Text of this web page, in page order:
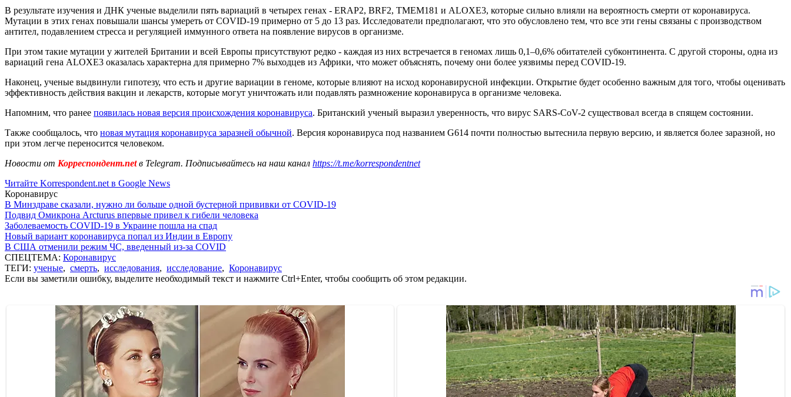
В результате изучения и ДНК ученые выделили пять вариаций в четырех генах - ERAP2, BRF2, TMEM181 и ALOXE3, которые сильно влияли на вероятность смерти от коронавируса.
Мутации в этих генах повышали шансы умереть от COVID-19 примерно от 5 до 13 раз. Исследователи предполагают, что это обусловлено тем, что все эти гены связаны с производством
антител, подавлением стресса и регуляцией иммунного ответа на появление вирусов в организме.
При этом такие мутации у жителей Британии и всей Европы присутствуют редко - каждая из них встречается в геномах лишь 0,1–0,6% обитателей субконтинента. С другой стороны, одна из
вариаций гена ALOXE3 оказалась характерна для примерно 7% выходцев из Африки, что может объяснять, почему они более уязвимы перед COVID-19.
Наконец, ученые выдвинули гипотезу, что есть и другие вариации в геноме, которые влияют на исход коронавирусной инфекции. Открытие будет особенно важным для того, чтобы оценивать
эффективность действия вакцин и лекарств, которые могут уничтожать или подавлять размножение коронавируса в организме человека.
Напомним, что ранее появилась новая версия происхождения коронавируса. Британский ученый выразил уверенность, что вирус SARS-CoV-2 существовал всегда в спящем состоянии.
Также сообщалось, что новая мутация коронавируса заразней обычной. Версия коронавируса под названием G614 почти полностью вытеснила первую версию, и является более заразной, но
при этом легче переносится человеком.
Новости от Корреспондент.netв Telegram. Подписывайтесь на наш канал https://t.me/korrespondentnet
Читайте Korrespondent.net в Google News
Коронавирус
В Минздраве сказали, нужно ли больше одной бустерной прививки от COVID-19
Подвид Омикрона Arcturus впервые привел к гибели человека
Заболеваемость COVID-19 в Украине пошла на спад
Новый вариант коронавируса попал из Индии в Европу
В США отменили режим ЧС, введенный из-за COVID
СПЕЦТЕМА: Коронавирус
ТЕГИ: ученые, смерть, исследования, исследование, Коронавирус
Если вы заметили ошибку, выделите необходимый текст и нажмите Ctrl+Enter, чтобы сообщить об этом редакции.